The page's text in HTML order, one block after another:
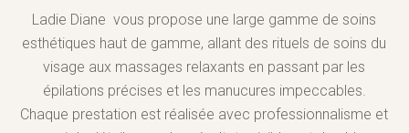
Ladie Diane vous propose une large gamme de soins
esthétiques haut de gamme, allant des rituels de soins du
visage aux massages relaxants en passant par les
épilations précises et les manucures impeccables.
Chaque prestation est réalisée avec professionnalisme et